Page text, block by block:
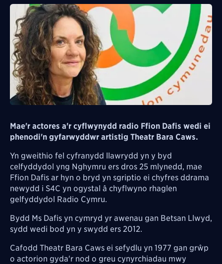
Mae'r actores a'r cyflwynydd radio Ffion Dafis wedi ei
phenodi'n gyfarwyddwr artistig Theatr Bara Caws.
Yn gweithio fel cyfranydd llawrydd yn y byd
celfyddydol yng Nghymru ers dros 25 mlynedd, mae
Ffion Dafis ar hyn o bryd yn sgriptio ei chyfres ddrama
newydd i S4C yn ogystal â chyflwyno rhaglen
gelfyddydol Radio Cymru.
Bydd Ms Dafis yn cymryd yr awenau gan Betsan Llwyd,
sydd wedi bod yn y swydd ers 2012.
Cafodd Theatr Bara Caws ei sefydlu yn 1977 gan grŵp
o actorion gyda'r nod o greu cynyrchiadau mwy